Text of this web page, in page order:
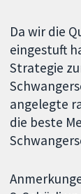
Da wir die
eingestuft
Strategie
angelegte
die beste